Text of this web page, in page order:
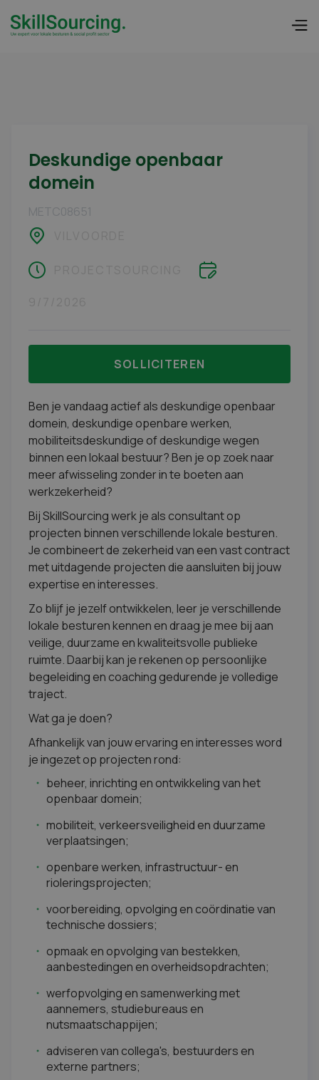
Deskundige openbaar
domein
METC08651
SOLLICITEREN
Ben je vandaag actief als deskundige openbaar
domein, deskundige openbare werken,
mobiliteitsdeskundige of deskundige wegen
binnen een lokaal bestuur? Ben je op zoek naar
meer afwisseling zonder in te boeten aan
werkzekerheid?
Bij SkillSourcing werk je als consultant op
projecten binnen verschillende lokale besturen.
Je combineert de zekerheid van een vast contract
met uitdagende projecten die aansluiten bij jouw
expertise en interesses.
Zo blijf je jezelf ontwikkelen, leer je verschillende
lokale besturen kennen en draag je mee bij aan
veilige, duurzame en kwaliteitsvolle publieke
ruimte. Daarbij kan je rekenen op persoonlijke
begeleiding en coaching gedurende je volledige
traject.
Wat ga je doen?
Afhankelijk van jouw ervaring en interesses word
je ingezet op projecten rond:
beheer, inrichting en ontwikkeling van het
openbaar domein;
mobiliteit, verkeersveiligheid en duurzame
verplaatsingen;
openbare werken, infrastructuur- en
rioleringsprojecten;
voorbereiding, opvolging en coördinatie van
technische dossiers;
opmaak en opvolging van bestekken,
aanbestedingen en overheidsopdrachten;
werfopvolging en samenwerking met
aannemers, studiebureaus en
nutsmaatschappijen;
adviseren van collega's, bestuurders en
externe partners;